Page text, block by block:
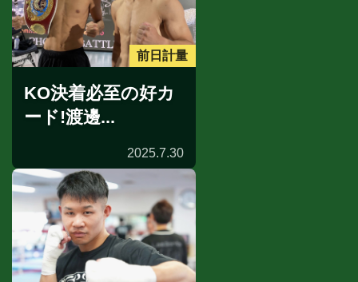
前日計量
KO決着必至の好カ
ード!渡邊...
2025.7.30